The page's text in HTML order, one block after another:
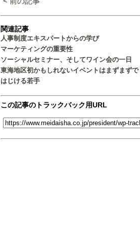
関連記事
人事制度エキスパートからの学び
マーケティングの重要性
ソーシャルセミナー、そしてワイン会の一日
東海地区初かもしれないイベントはまずまずで
はじける若手
この記事のトラックバック用URL